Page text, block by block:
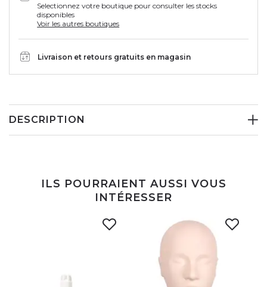
Selectionnez votre boutique pour consulter les stocks
disponibles
Voir les autres boutiques
Livraison et retours gratuits en magasin
DESCRIPTION
ILS POURRAIENT AUSSI VOUS
INTÉRESSER